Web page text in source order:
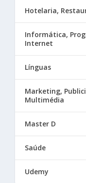
Hotelaria,
Informática,
Internet
Línguas
Marketing,
Multimédia
Master D
Saúde
Udemy